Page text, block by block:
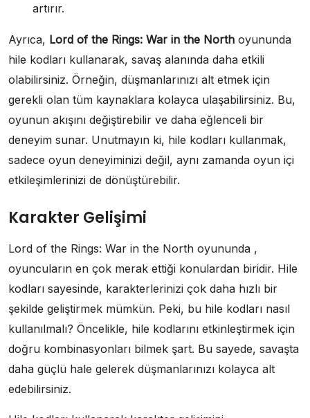
artırır.
Ayrıca, Lord of the Rings: War in the North oyununda
hile kodları kullanarak, savaş alanında daha etkili
olabilirsiniz. Örneğin, düşmanlarınızı alt etmek için
gerekli olan tüm kaynaklara kolayca ulaşabilirsiniz. Bu,
oyunun akışını değiştirebilir ve daha eğlenceli bir
deneyim sunar. Unutmayın ki, hile kodları kullanmak,
sadece oyun deneyiminizi değil, aynı zamanda oyun içi
etkileşimlerinizi de dönüştürebilir.
Karakter Gelişimi
Lord of the Rings: War in the North oyununda ,
oyuncuların en çok merak ettiği konulardan biridir. Hile
kodları sayesinde, karakterlerinizi çok daha hızlı bir
şekilde geliştirmek mümkün. Peki, bu hile kodları nasıl
kullanılmalı? Öncelikle, hile kodlarını etkinleştirmek için
doğru kombinasyonları bilmek şart. Bu sayede, savaşta
daha güçlü hale gelerek düşmanlarınızı kolayca alt
edebilirsiniz.